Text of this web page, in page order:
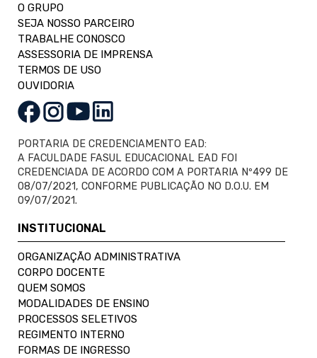
O GRUPO
SEJA NOSSO PARCEIRO
TRABALHE CONOSCO
ASSESSORIA DE IMPRENSA
TERMOS DE USO
OUVIDORIA
PORTARIA DE CREDENCIAMENTO EAD:
A FACULDADE FASUL EDUCACIONAL EAD FOI
CREDENCIADA DE ACORDO COM A PORTARIA Nº499 DE
08/07/2021, CONFORME PUBLICAÇÃO NO D.O.U. EM
09/07/2021.
INSTITUCIONAL
ORGANIZAÇÃO ADMINISTRATIVA
CORPO DOCENTE
QUEM SOMOS
MODALIDADES DE ENSINO
PROCESSOS SELETIVOS
REGIMENTO INTERNO
FORMAS DE INGRESSO